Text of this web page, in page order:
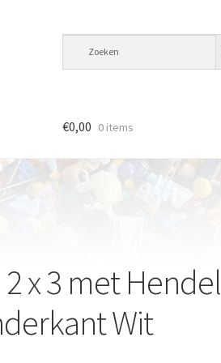
€0,00 0 items
x 3 met Hendel
Wit